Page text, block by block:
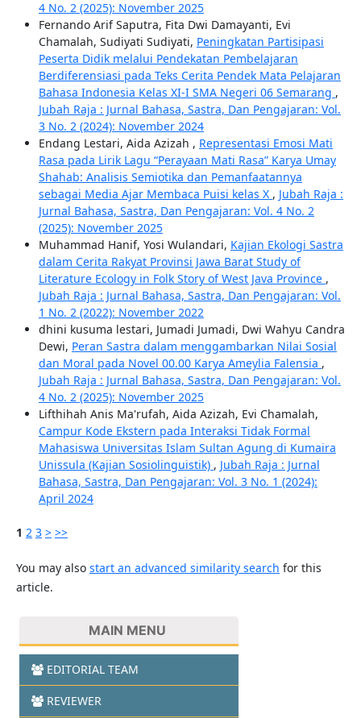
4 No. 2 (2025): November 2025
Fernando Arif Saputra, Fita Dwi Damayanti, Evi
Chamalah, Sudiyati Sudiyati, Peningkatan Partisipasi
Peserta Didik melalui Pendekatan Pembelajaran
Berdiferensiasi pada Teks Cerita Pendek Mata Pelajaran
Bahasa Indonesia Kelas XI-I SMA Negeri 06 Semarang ,
Jubah Raja : Jurnal Bahasa, Sastra, Dan Pengajaran: Vol.
3 No. 2 (2024): November 2024
Endang Lestari, Aida Azizah , Representasi Emosi Mati
Rasa pada Lirik Lagu “Perayaan Mati Rasa” Karya Umay
Shahab: Analisis Semiotika dan Pemanfaatannya
sebagai Media Ajar Membaca Puisi kelas X , Jubah Raja :
Jurnal Bahasa, Sastra, Dan Pengajaran: Vol. 4 No. 2
(2025): November 2025
Muhammad Hanif, Yosi Wulandari, Kajian Ekologi Sastra
dalam Cerita Rakyat Provinsi Jawa Barat Study of
Literature Ecology in Folk Story of West Java Province ,
Jubah Raja : Jurnal Bahasa, Sastra, Dan Pengajaran: Vol.
1 No. 2 (2022): November 2022
dhini kusuma lestari, Jumadi Jumadi, Dwi Wahyu Candra
Dewi, Peran Sastra dalam menggambarkan Nilai Sosial
dan Moral pada Novel 00.00 Karya Ameylia Falensia ,
Jubah Raja : Jurnal Bahasa, Sastra, Dan Pengajaran: Vol.
4 No. 2 (2025): November 2025
Lifthihah Anis Ma'rufah, Aida Azizah, Evi Chamalah,
Campur Kode Ekstern pada Interaksi Tidak Formal
Mahasiswa Universitas Islam Sultan Agung di Kumaira
Unissula (Kajian Sosiolinguistik) , Jubah Raja : Jurnal
Bahasa, Sastra, Dan Pengajaran: Vol. 3 No. 1 (2024):
April 2024
1 2 3 > >>
You may also start an advanced similarity search for this
article.
MAIN MENU
EDITORIAL TEAM
REVIEWER